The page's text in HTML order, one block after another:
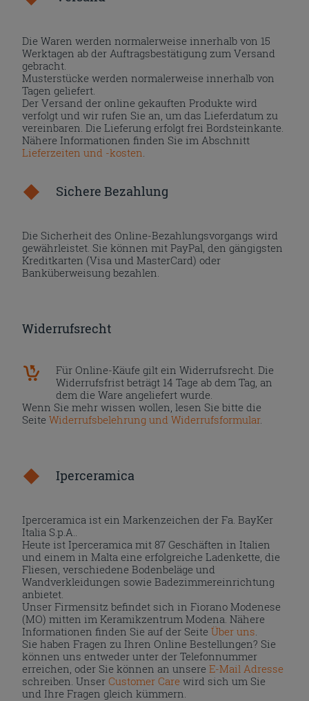
Die Waren werden normalerweise innerhalb von 15
Werktagen ab der Auftragsbestätigung zum Versand
gebracht.
Musterstücke werden normalerweise innerhalb von
Tagen geliefert.
Der Versand der online gekauften Produkte wird
verfolgt und wir rufen Sie an, um das Lieferdatum zu
vereinbaren. Die Lieferung erfolgt frei Bordsteinkante.
Nähere Informationen finden Sie im Abschnitt
Lieferzeiten und -kosten
Sichere Bezahlung
Die Sicherheit des Online-Bezahlungsvorgangs wird
gewährleistet. Sie können mit PayPal, den gängigsten
Kreditkarten (Visa und MasterCard) oder
Banküberweisung bezahlen.
Widerrufsrecht
Für Online-Käufe gilt ein Widerrufsrecht. Die
Widerrufsfrist beträgt 14 Tage ab dem Tag, an
dem die Ware angeliefert wurde.
Wenn Sie mehr wissen wollen, lesen Sie bitte die
SeiteWiderrufsbelehrung und Widerrufsformular.
Iperceramica
Iperceramica ist ein Markenzeichen der Fa. BayKer
Italia S.p.A..
Heute ist Iperceramica mit 87 Geschäften in Italien
und einem in Malta eine erfolgreiche Ladenkette, die
Fliesen, verschiedene Bodenbeläge und
Wandverkleidungen sowie Badezimmereinrichtung
anbietet.
Unser Firmensitz befindet sich in Fiorano Modenese
(MO) mitten im Keramikzentrum Modena. Nähere
Informationen finden Sie auf der Seite Über uns
Sie haben Fragen zu Ihren Online Bestellungen? Sie
können uns entweder unter der Telefonnummer
erreichen, oder Sie können an unsereE-Mail Adresse
schreiben. UnserCustomer Care wird sich um Sie
und Ihre Fragen gleich kümmern.